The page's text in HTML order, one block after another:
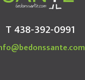
T 438-392-0991